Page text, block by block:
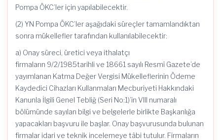
Pompa ÖKC’ler için yapılabilecektir.
(2) YN Pompa ÖKC’ler aşağıdaki süreçler tamamlandıktan
sonra mükellefler tarafından kullanılabilecektir:
a) Onay süreci, üretici veya ithalatçı
firmaların 9/2/1985tarihli ve 18661 sayılı Resmî Gazete’de
yayımlanan Katma Değer Vergisi Mükelleflerinin Ödeme
Kaydedici Cihazları Kullanmaları Mecburiyeti Hakkındaki
Kanunla İlgili Genel Tebliğ (Seri No:1)’in VIII numaralı
bölümünde sayılan bilgi ve belgelerle birlikte Başkanlığa
yapacakları başvuru ile başlar. Onay başvurusunda bulunan
firmalar idari ve teknik incelemeye tâbi tutulur. Firmaların